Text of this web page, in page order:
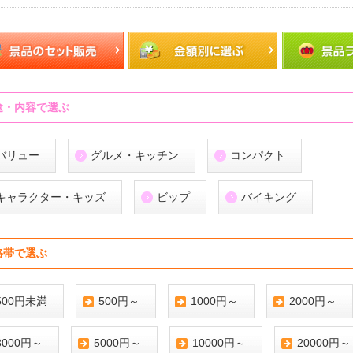
・内容で選ぶ
リュー グルメ・キッチン コンパクト
ャラクター・キッズ ビップ バイキング
帯で選ぶ
円未満 500円～ 1000円～ 2000円～
円～ 5000円～ 10000円～ 20000円～